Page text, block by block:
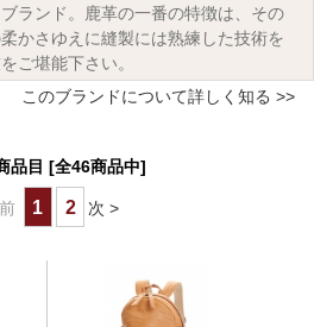
ランド。鹿革の一番の特徴は、その
かさゆえに縫製には熟練した技術を
ご堪能下さい。
このブランドについて詳しく知る >>
品目 [全46商品中]
1 2 次 >